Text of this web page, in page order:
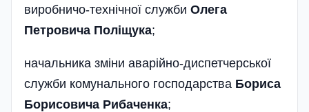
виробничо-технічної служ­би Олега
Петровича Поліщука­;
начальника зміни аварійно-диспетчерської
служби комунального господарства Бориса
Бори­совича Рибаченка;